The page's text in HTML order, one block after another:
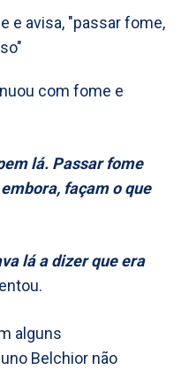
com fome e
lá. Passar fome
façam o que
lá a dizer que era
alguns
Belchior não